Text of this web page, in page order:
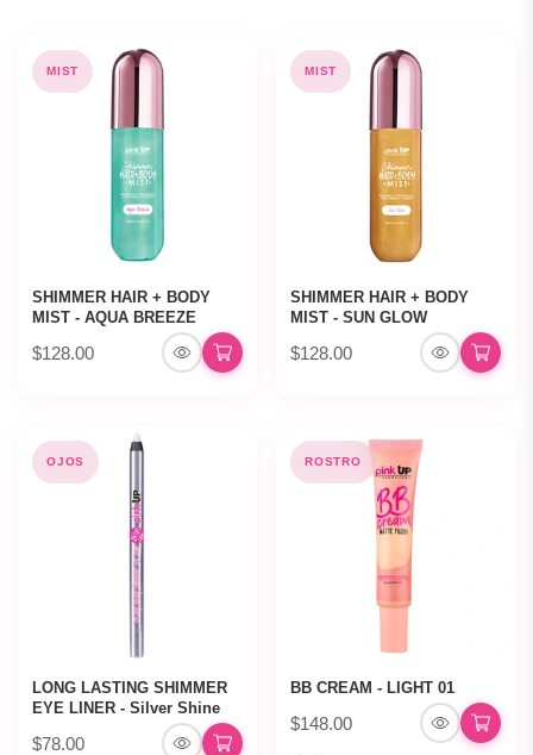
MIST
SHIMMER HAIR + BODY
MIST - AQUA BREEZE
$128.00
MIST
SHIMMER HAIR + BODY
MIST - SUN GLOW
$128.00
OJOS
LONG LASTING SHIMMER
EYE LINER - Silver Shine
$78.00
ROSTRO
BB CREAM - LIGHT 01
$148.00